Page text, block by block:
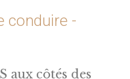
conduire -
aux côtés des